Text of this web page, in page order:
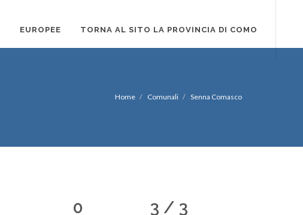
EUROPEE TORNA AL SITO LA PROVINCIA DI COMO
Home Comunali Senna Comasco
0 3 / 3